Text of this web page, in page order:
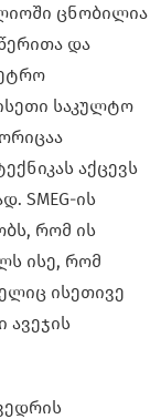
ცნობილია
და
საკულტო
აქცევს
SMEG-ის
რომ ის
ისე, რომ
ისეთივე
ავეჯის